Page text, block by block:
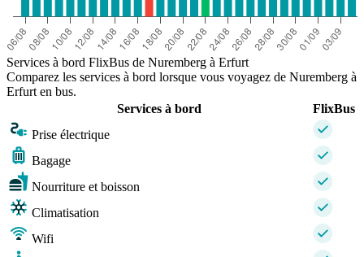
Services à bord FlixBus de Nuremberg à Erfurt
Comparez les services à bord lorsque vous voyagez de Nuremberg à
Erfurt en bus.
Services à bord
FlixBus
Prise électrique
Bagage
Nourriture et boisson
Climatisation
Wifi